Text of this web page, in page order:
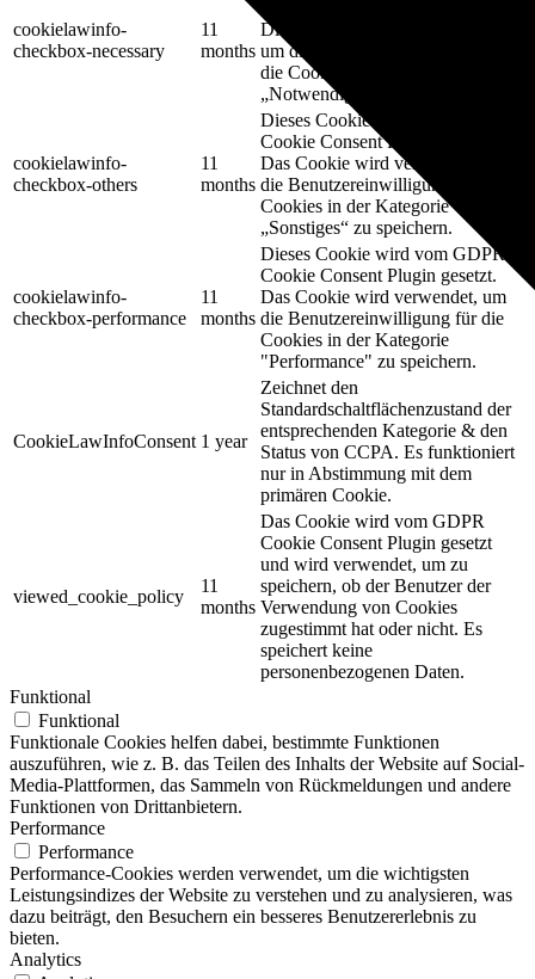
cookielawinfo-
checkbox-necessary
11
months
Die Cookies werden verwendet,
um die Benutzereinwilligung für
die Cookies in der Kategorie
„Notwendig“ zu speichern.
cookielawinfo-
checkbox-others
11
months
Dieses Cookie wird vom GDPR
Cookie Consent Plugin gesetzt.
Das Cookie wird verwendet, um
die Benutzereinwilligung für die
Cookies in der Kategorie
„Sonstiges“ zu speichern.
cookielawinfo-
checkbox-performance
11
months
Dieses Cookie wird vom GDPR
Cookie Consent Plugin gesetzt.
Das Cookie wird verwendet, um
die Benutzereinwilligung für die
Cookies in der Kategorie
"Performance" zu speichern.
CookieLawInfoConsent 1 year
Zeichnet den
Standardschaltflächenzustand der
entsprechenden Kategorie & den
Status von CCPA. Es funktioniert
nur in Abstimmung mit dem
primären Cookie.
viewed_cookie_policy
11
months
Das Cookie wird vom GDPR
Cookie Consent Plugin gesetzt
und wird verwendet, um zu
speichern, ob der Benutzer der
Verwendung von Cookies
zugestimmt hat oder nicht. Es
speichert keine
personenbezogenen Daten.
Funktional
Funktional
Funktionale Cookies helfen dabei, bestimmte Funktionen
auszuführen, wie z. B. das Teilen des Inhalts der Website auf Social-
Media-Plattformen, das Sammeln von Rückmeldungen und andere
Funktionen von Drittanbietern.
Performance
Performance
Performance-Cookies werden verwendet, um die wichtigsten
Leistungsindizes der Website zu verstehen und zu analysieren, was
dazu beiträgt, den Besuchern ein besseres Benutzererlebnis zu
bieten.
Analytics